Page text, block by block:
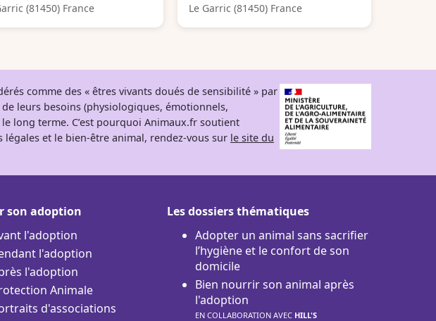
(81450) France
Le Garric (81450) France
comme des « êtres vivants doués de sensibilité » par
leurs besoins (physiologiques, émotionnels,
long terme. C’est pourquoi Animaux.fr soutient
et le bien-être animal, rendez-vous sur le site du
son adoption
l'adoption
l'adoption
l'adoption
Animale
d'associations
Les dossiers thématiques
Adopter un animal sans sacrifier
l’hygiène et le confort de son
domicile
Bien nourrir son animal après
l'adoption
EN COLLABORATION AVEC HILL'S